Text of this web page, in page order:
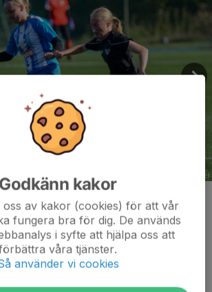
Godkänn kakor
oss av kakor (cookies) för att vår
fungera bra för dig. De används
i syfte att hjälpa oss att
våra tjänster.
använder vi cookies